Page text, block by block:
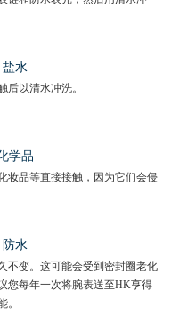
盐水
后以清水冲洗。
学品
妆品等直接接触，因为它们会侵
防水
不变。这可能会受到密封圈老化
您每年一次将腕表送至HK亨得
。